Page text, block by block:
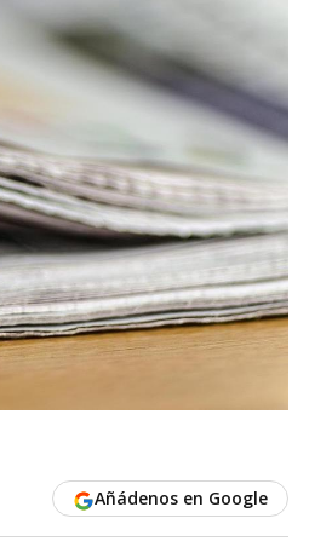
Añádenos en Google